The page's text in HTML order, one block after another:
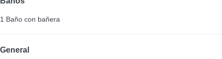
1 Baño con bañera
General